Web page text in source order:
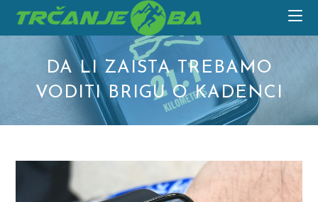
DA LI ZAISTA TREBAMO
VODITI BRIGU O KADENCI